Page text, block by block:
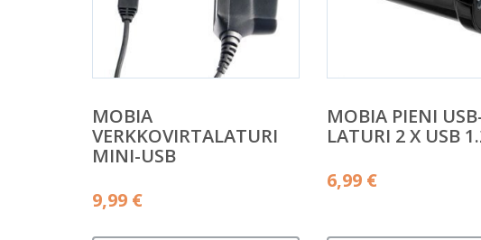
MOBIA
VERKKOVIRTALATURI
MINI-USB
9,99 €
MOBIA PIENI
LATURI 2 X USB
6,99 €